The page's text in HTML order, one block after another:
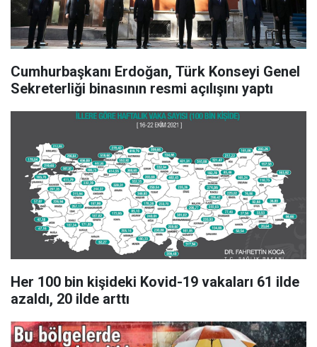
Cumhurbaşkanı Erdoğan, Türk Konseyi Genel
Sekreterliği binasının resmi açılışını yaptı
Her 100 bin kişideki Kovid-19 vakaları 61 ilde
azaldı, 20 ilde arttı